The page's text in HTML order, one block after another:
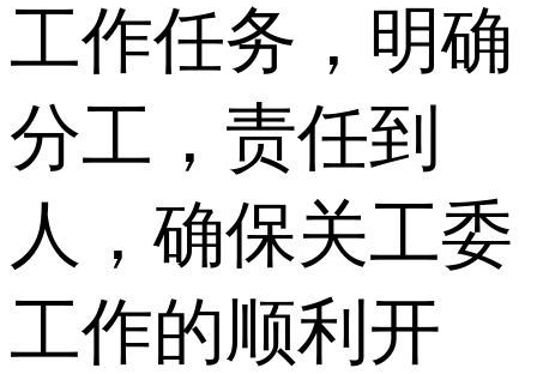
工作任务，明确
分工，责任到
人，确保关工委
工作的顺利开